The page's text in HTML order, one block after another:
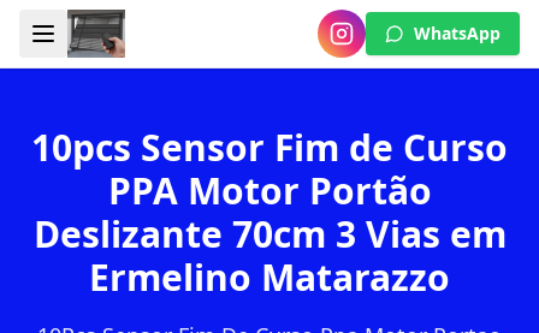
WhatsApp
10pcs Sensor Fim de Curso
PPA Motor Portão
Deslizante 70cm 3 Vias em
Ermelino Matarazzo